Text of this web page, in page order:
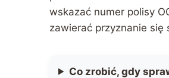
wskazać numer polisy
zawierać przyznanie się
Co zrobić, gdy